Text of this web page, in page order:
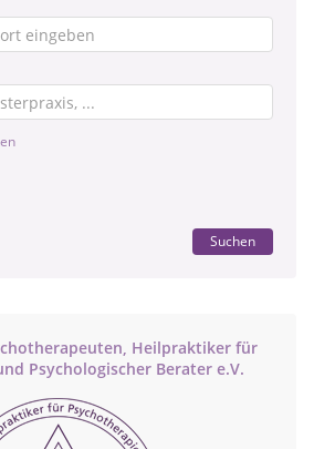
Suchen
Heilpraktiker für
Psychologischer Berater e.V.